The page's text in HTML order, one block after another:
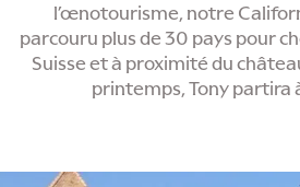
l’œnotourisme, notre
parcouru plus de 30 pays pour
Suisse et à proximité du
printemps, Tony partira